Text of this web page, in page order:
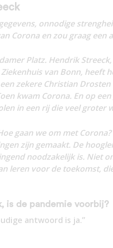
onnodige
Corona en zou graag een
Platz. Hendrik
van Bonn, heeft
zekere Christian
kwam Corona. En op
in een rij die veel groter
gaan we om met
zijn gemaakt. De
noodzakelijk is. Niet
leren voor de toekomst,
is de pandemie voorbij?
antwoord is ja.”